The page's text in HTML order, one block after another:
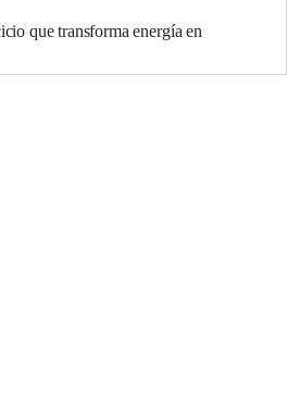
que transforma energía en